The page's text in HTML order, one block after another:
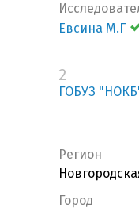
Евсина М.Г
2
ГОБУЗ
Регион
Город